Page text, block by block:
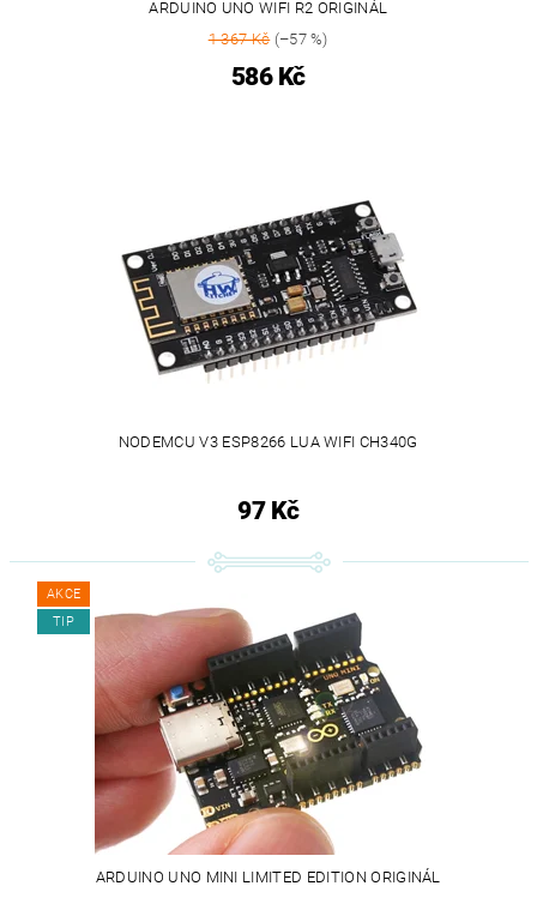
ARDUINO UNO WIFI R2 ORIGINÁL
1 367 Kč(–57 %)
586 Kč
NODEMCU V3 ESP8266 LUA WIFI CH340G
97 Kč
AKCE
TIP
ARDUINO UNO MINI LIMITED EDITION ORIGINÁL